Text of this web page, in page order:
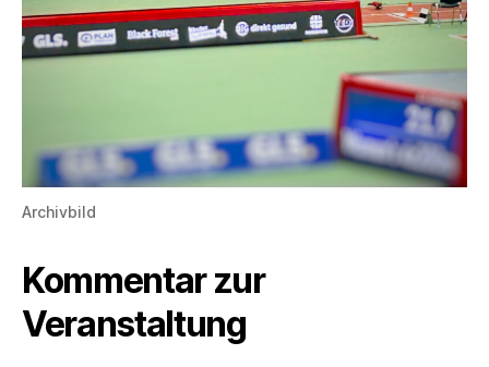
Archivbild
Kommentar zur
Veranstaltung